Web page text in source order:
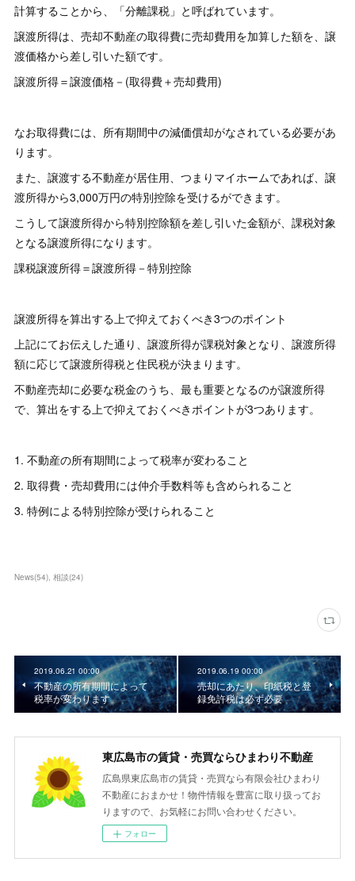
計算することから、「分離課税」と呼ばれています。
譲渡所得は、売却不動産の取得費に売却費用を加算した額を、譲
渡価格から差し引いた額です。
譲渡所得＝譲渡価格－(取得費＋売却費用)
なお取得費には、所有期間中の減価償却がなされている必要があ
ります。
また、譲渡する不動産が居住用、つまりマイホームであれば、譲
渡所得から3,000万円の特別控除を受けるができます。
こうして譲渡所得から特別控除額を差し引いた金額が、課税対象
となる譲渡所得になります。
課税譲渡所得＝譲渡所得－特別控除
譲渡所得を算出する上で抑えておくべき3つのポイント
上記にてお伝えした通り、譲渡所得が課税対象となり、譲渡所得
額に応じて譲渡所得税と住民税が決まります。
不動産売却に必要な税金のうち、最も重要となるのが譲渡所得
で、算出をする上で抑えておくべきポイントが3つあります。
1. 不動産の所有期間によって税率が変わること
2. 取得費・売却費用には仲介手数料等も含められること
3. 特例による特別控除が受けられること
News(54) 相談(24)
2019.06.21 00:00
不動産の所有期間によって
税率が変わります
2019.06.19 00:00
売却にあたり、印紙税と登
録免許税は必ず必要
東広島市の賃貸・売買ならひまわり不動産
広島県東広島市の賃貸・売買なら有限会社ひまわり
不動産におまかせ！物件情報を豊富に取り扱ってお
りますので、お気軽にお問い合わせください。
フォロー